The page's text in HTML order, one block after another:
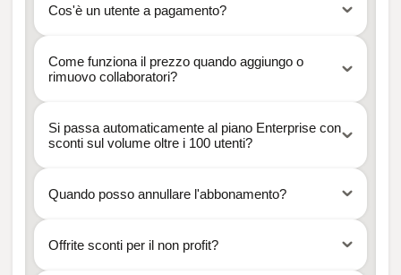
Cos'è un utente a pagamento?
Come funziona il prezzo quando aggiungo o
rimuovo collaboratori?
Si passa automaticamente al piano Enterprise con
sconti sul volume oltre i 100 utenti?
Quando posso annullare l'abbonamento?
Offrite sconti per il non profit?